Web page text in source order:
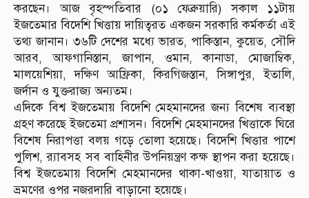
করছেন। আজ বৃহস্পতিবার (০১ ফেব্রুয়ারি) সকাল ১১টায়
ইজতেমার বিদেশি খিত্তায় দায়িত্বরত একজন সরকারি কর্মকর্তা এই
তথ্য জানান। ৩৬টি দেশের মধ্যে ভারত, পাকিস্তান, কুয়েত, সৌদি
আরব, আফগানিস্তান, জাপান, ওমান, কানাডা, মোজাম্বিক,
মালয়েশিয়া, দক্ষিণ আফ্রিকা, কিরগিজস্তান, সিঙ্গাপুর, ইতালি,
জর্দান ও যুক্তরাজ্য অন্যতম।
এদিকে বিশ্ব ইজতেমায় বিদেশি মেহমানদের জন্য বিশেষ ব্যবস্থা
গ্রহণ করেছে ইজতেমা প্রশাসন। বিদেশি মেহমানদের খিত্তাকে ঘিরে
বিশেষ নিরাপত্তা বলয় গড়ে তোলা হয়েছে। বিদেশি খিত্তার পাশে
পুলিশ, র‌্যাবসহ সব বাহিনীর উপনিয়ন্ত্রণ কক্ষ স্থাপন করা হয়েছে।
বিশ্ব ইজতেমায় বিদেশি মেহমানদের থাকা-খাওয়া, যাতায়াত ও
ভ্রমণের ওপর নজরদারি বাড়ানো হয়েছে।